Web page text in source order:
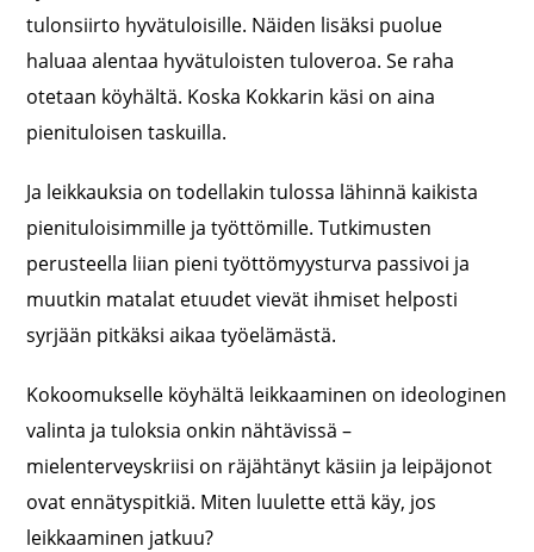
tulonsiirto hyvätuloisille. Näiden lisäksi puolue
haluaa alentaa hyvätuloisten tuloveroa. Se raha
otetaan köyhältä. Koska Kokkarin käsi on aina
pienituloisen taskuilla.
Ja leikkauksia on todellakin tulossa lähinnä kaikista
pienituloisimmille ja työttömille. Tutkimusten
perusteella liian pieni työttömyysturva passivoi ja
muutkin matalat etuudet vievät ihmiset helposti
syrjään pitkäksi aikaa työelämästä.
Kokoomukselle köyhältä leikkaaminen on ideologinen
valinta ja tuloksia onkin nähtävissä –
mielenterveyskriisi on räjähtänyt käsiin ja leipäjonot
ovat ennätyspitkiä. Miten luulette että käy, jos
leikkaaminen jatkuu?